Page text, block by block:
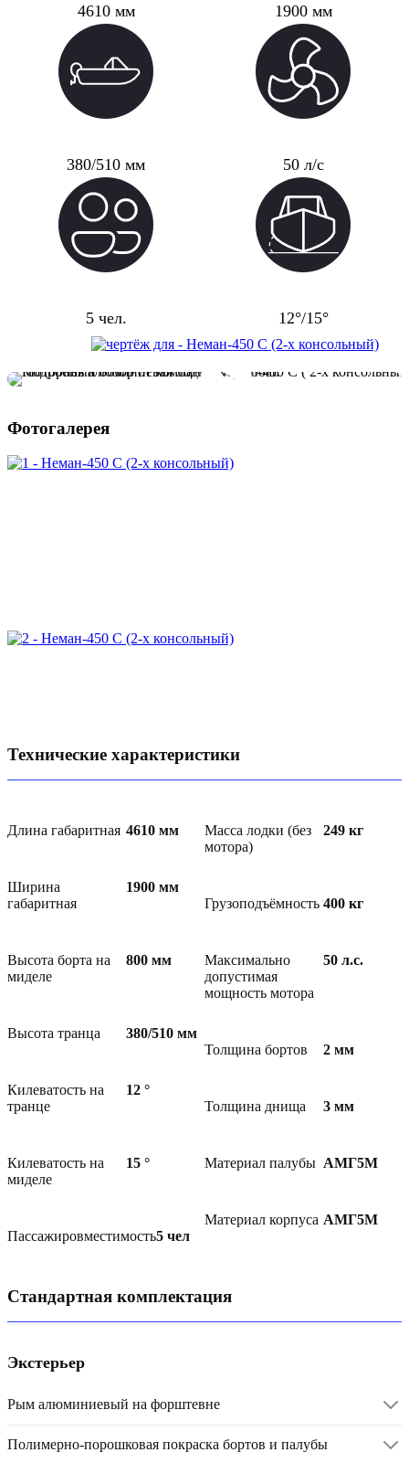
4610 мм 1900 мм
380/510 мм 50 л/с
5 чел. 12°/15°
Фотогалерея
Технические характеристики
Длина габаритная 4610 мм
Ширина
габаритная
1900 мм
Высота борта на
миделе
800 мм
Высота транца 380/510 мм
Килеватость на
транце
12 °
Килеватость на
миделе
15 °
Пассажировместимость5 чел
Масса лодки (без
мотора)
249 кг
Грузоподъёмность 400 кг
Максимально
допустимая
мощность мотора
50 л.с.
Толщина бортов 2 мм
Толщина днища 3 мм
Материал палубы АМГ5М
Материал корпуса АМГ5М
Стандартная комплектация
Экстерьер
Рым алюминиевый на форштевне
Полимерно-порошковая покраска бортов и палубы